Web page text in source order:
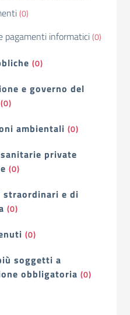
(0)
pagamenti informatici(0)
(0)
e governo del
(0)
ambientali (0)
private
(0)
e di
(0)
(0)
soggetti a
obbligatoria (0)